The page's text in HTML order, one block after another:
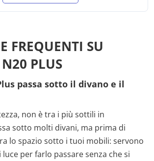
FREQUENTI SU
PLUS
passa sotto il divano e il
non è tra i più sottili in
sotto molti divani, ma prima di
lo spazio sotto i tuoi mobili: servono
per farlo passare senza che si